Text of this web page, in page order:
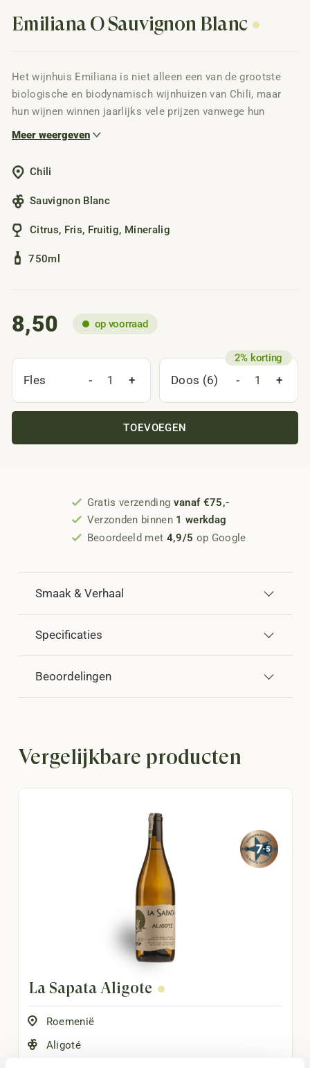
Emiliana O Sauvignon Blanc
Het wijnhuis Emiliana is niet alleen een van de grootste
biologische en biodynamisch wijnhuizen van Chili, maar
hun wijnen winnen jaarlijks vele prijzen vanwege hun
constante hoge kwaliteit. Deze biologische sauvignon
achtige, met tonen van perziken en limoenen. Mooi in
balans met lange afdronk.
Meer weergeven
Chili
Sauvignon Blanc
Citrus, Fris, Fruitig, Mineralig
750ml
8,50 op voorraad
Fles - + Doos (6) - +
TOEVOEGEN
Gratis verzending vanaf €75,-
Verzonden binnen 1 werkdag
Beoordeeld met 4,9/5 op Google
Smaak & Verhaal
Specificaties
Beoordelingen
Vergelijkbare producten
La Sapata Aligoté
Roemenië
Aligoté